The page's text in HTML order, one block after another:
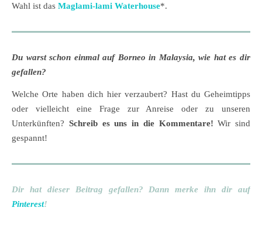
Wahl ist das Maglami-lami Waterhouse*.
Du warst schon einmal auf Borneo in Malaysia, wie hat es dir
gefallen?
Welche Orte haben dich hier verzaubert? Hast du Geheimtipps
oder vielleicht eine Frage zur Anreise oder zu unseren
Unterkünften? Schreib es uns in die Kommentare! Wir sind
gespannt!
Dir hat dieser Beitrag gefallen? Dann merke ihn dir auf
Pinterest!